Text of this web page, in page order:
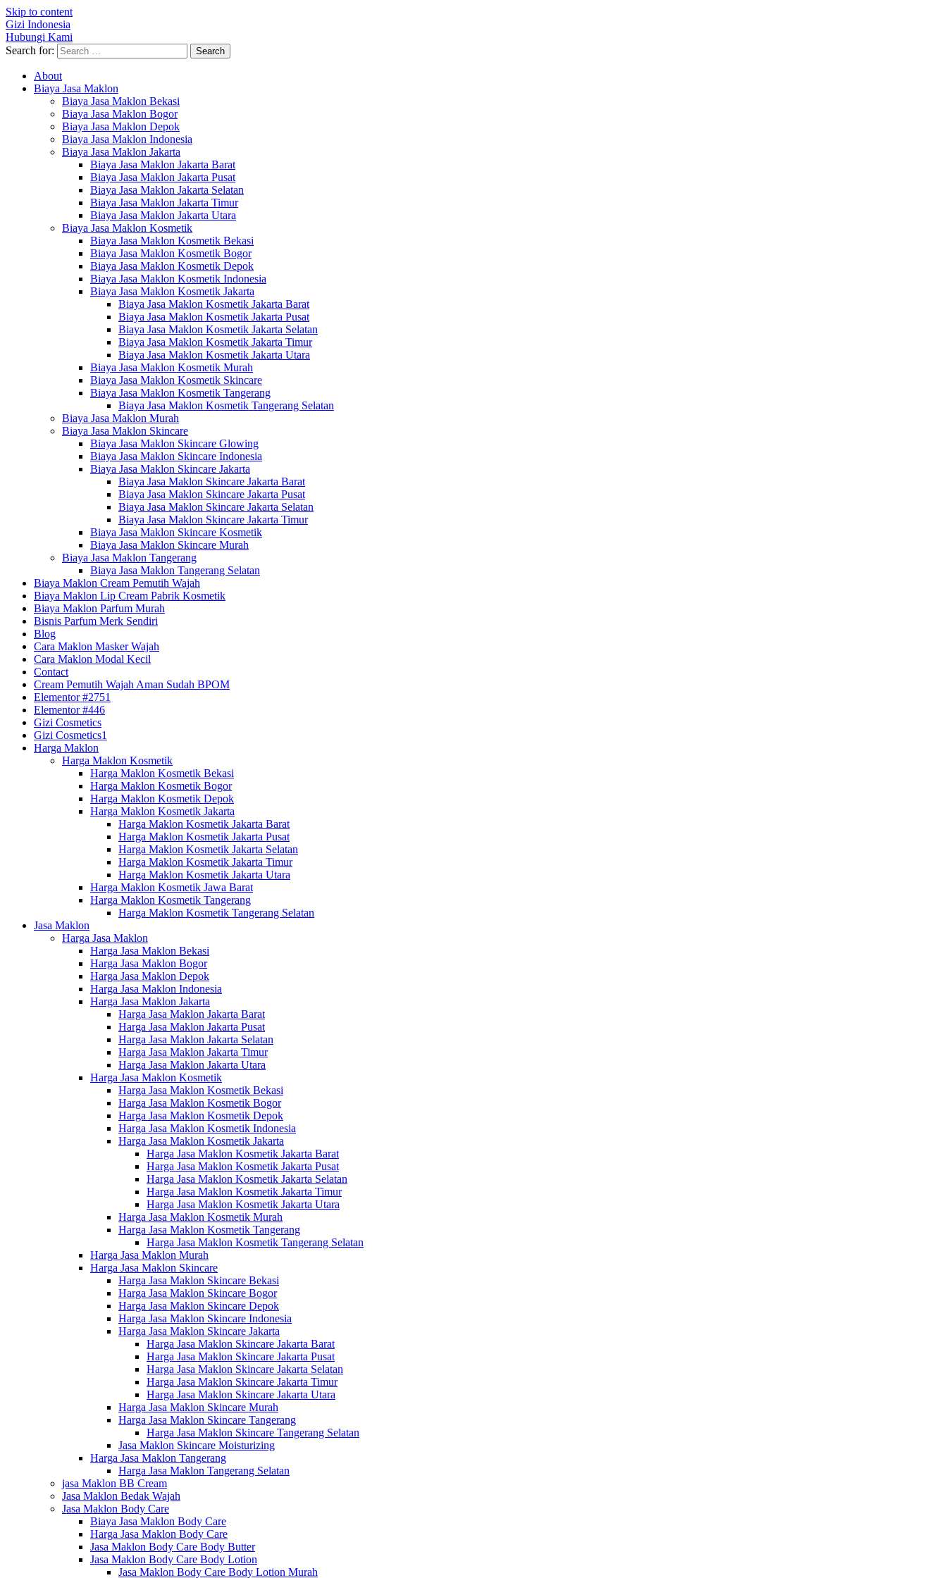
Skip to content
Gizi Indonesia
Hubungi Kami
Search for:
About
Biaya Jasa Maklon
Biaya Jasa Maklon Bekasi
Biaya Jasa Maklon Bogor
Biaya Jasa Maklon Depok
Biaya Jasa Maklon Indonesia
Biaya Jasa Maklon Jakarta
Biaya Jasa Maklon Jakarta Barat
Biaya Jasa Maklon Jakarta Pusat
Biaya Jasa Maklon Jakarta Selatan
Biaya Jasa Maklon Jakarta Timur
Biaya Jasa Maklon Jakarta Utara
Biaya Jasa Maklon Kosmetik
Biaya Jasa Maklon Kosmetik Bekasi
Biaya Jasa Maklon Kosmetik Bogor
Biaya Jasa Maklon Kosmetik Depok
Biaya Jasa Maklon Kosmetik Indonesia
Biaya Jasa Maklon Kosmetik Jakarta
Biaya Jasa Maklon Kosmetik Jakarta Barat
Biaya Jasa Maklon Kosmetik Jakarta Pusat
Biaya Jasa Maklon Kosmetik Jakarta Selatan
Biaya Jasa Maklon Kosmetik Jakarta Timur
Biaya Jasa Maklon Kosmetik Jakarta Utara
Biaya Jasa Maklon Kosmetik Murah
Biaya Jasa Maklon Kosmetik Skincare
Biaya Jasa Maklon Kosmetik Tangerang
Biaya Jasa Maklon Kosmetik Tangerang Selatan
Biaya Jasa Maklon Murah
Biaya Jasa Maklon Skincare
Biaya Jasa Maklon Skincare Glowing
Biaya Jasa Maklon Skincare Indonesia
Biaya Jasa Maklon Skincare Jakarta
Biaya Jasa Maklon Skincare Jakarta Barat
Biaya Jasa Maklon Skincare Jakarta Pusat
Biaya Jasa Maklon Skincare Jakarta Selatan
Biaya Jasa Maklon Skincare Jakarta Timur
Biaya Jasa Maklon Skincare Kosmetik
Biaya Jasa Maklon Skincare Murah
Biaya Jasa Maklon Tangerang
Biaya Jasa Maklon Tangerang Selatan
Biaya Maklon Cream Pemutih Wajah
Biaya Maklon Lip Cream Pabrik Kosmetik
Biaya Maklon Parfum Murah
Bisnis Parfum Merk Sendiri
Blog
Cara Maklon Masker Wajah
Cara Maklon Modal Kecil
Contact
Cream Pemutih Wajah Aman Sudah BPOM
Elementor #2751
Elementor #446
Gizi Cosmetics
Gizi Cosmetics1
Harga Maklon
Harga Maklon Kosmetik
Harga Maklon Kosmetik Bekasi
Harga Maklon Kosmetik Bogor
Harga Maklon Kosmetik Depok
Harga Maklon Kosmetik Jakarta
Harga Maklon Kosmetik Jakarta Barat
Harga Maklon Kosmetik Jakarta Pusat
Harga Maklon Kosmetik Jakarta Selatan
Harga Maklon Kosmetik Jakarta Timur
Harga Maklon Kosmetik Jakarta Utara
Harga Maklon Kosmetik Jawa Barat
Harga Maklon Kosmetik Tangerang
Harga Maklon Kosmetik Tangerang Selatan
Jasa Maklon
Harga Jasa Maklon
Harga Jasa Maklon Bekasi
Harga Jasa Maklon Bogor
Harga Jasa Maklon Depok
Harga Jasa Maklon Indonesia
Harga Jasa Maklon Jakarta
Harga Jasa Maklon Jakarta Barat
Harga Jasa Maklon Jakarta Pusat
Harga Jasa Maklon Jakarta Selatan
Harga Jasa Maklon Jakarta Timur
Harga Jasa Maklon Jakarta Utara
Harga Jasa Maklon Kosmetik
Harga Jasa Maklon Kosmetik Bekasi
Harga Jasa Maklon Kosmetik Bogor
Harga Jasa Maklon Kosmetik Depok
Harga Jasa Maklon Kosmetik Indonesia
Harga Jasa Maklon Kosmetik Jakarta
Harga Jasa Maklon Kosmetik Jakarta Barat
Harga Jasa Maklon Kosmetik Jakarta Pusat
Harga Jasa Maklon Kosmetik Jakarta Selatan
Harga Jasa Maklon Kosmetik Jakarta Timur
Harga Jasa Maklon Kosmetik Jakarta Utara
Harga Jasa Maklon Kosmetik Murah
Harga Jasa Maklon Kosmetik Tangerang
Harga Jasa Maklon Kosmetik Tangerang Selatan
Harga Jasa Maklon Murah
Harga Jasa Maklon Skincare
Harga Jasa Maklon Skincare Bekasi
Harga Jasa Maklon Skincare Bogor
Harga Jasa Maklon Skincare Depok
Harga Jasa Maklon Skincare Indonesia
Harga Jasa Maklon Skincare Jakarta
Harga Jasa Maklon Skincare Jakarta Barat
Harga Jasa Maklon Skincare Jakarta Pusat
Harga Jasa Maklon Skincare Jakarta Selatan
Harga Jasa Maklon Skincare Jakarta Timur
Harga Jasa Maklon Skincare Jakarta Utara
Harga Jasa Maklon Skincare Murah
Harga Jasa Maklon Skincare Tangerang
Harga Jasa Maklon Skincare Tangerang Selatan
Jasa Maklon Skincare Moisturizing
Harga Jasa Maklon Tangerang
Harga Jasa Maklon Tangerang Selatan
jasa Maklon BB Cream
Jasa Maklon Bedak Wajah
Jasa Maklon Body Care
Biaya Jasa Maklon Body Care
Harga Jasa Maklon Body Care
Jasa Maklon Body Care Body Butter
Jasa Maklon Body Care Body Lotion
Jasa Maklon Body Care Body Lotion Murah